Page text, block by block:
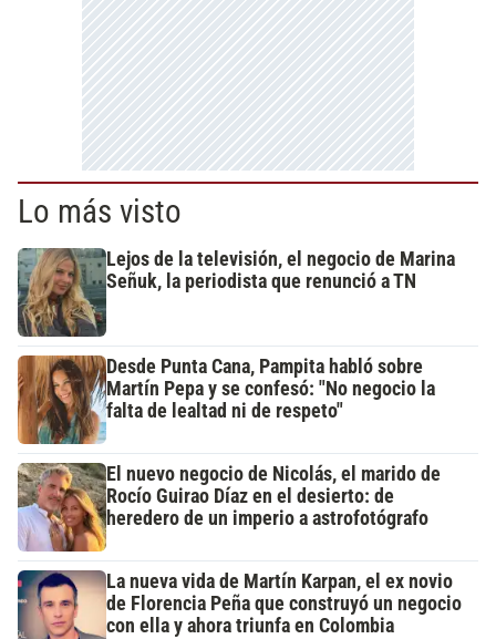
Lo más visto
Lejos de la televisión, el negocio de Marina
Señuk, la periodista que renunció a TN
Desde Punta Cana, Pampita habló sobre
Martín Pepa y se confesó: "No negocio la
falta de lealtad ni de respeto"
El nuevo negocio de Nicolás, el marido de
Rocío Guirao Díaz en el desierto: de
heredero de un imperio a astrofotógrafo
La nueva vida de Martín Karpan, el ex novio
de Florencia Peña que construyó un negocio
con ella y ahora triunfa en Colombia